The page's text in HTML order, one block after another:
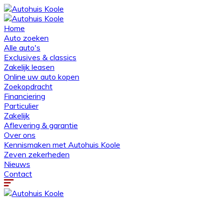
Home
Auto zoeken
Alle auto's
Exclusives & classics
Zakelijk leasen
Online uw auto kopen
Zoekopdracht
Financiering
Particulier
Zakelijk
Aflevering & garantie
Over ons
Kennismaken met Autohuis Koole
Zeven zekerheden
Nieuws
Contact